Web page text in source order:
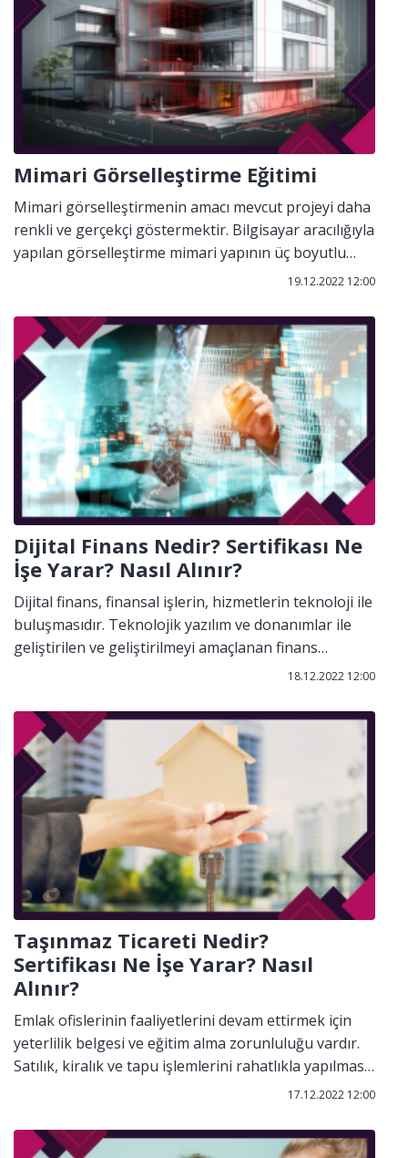
Mimari Görselleştirme Eğitimi
Mimari görselleştirmenin amacı mevcut projeyi daha
renkli ve gerçekçi göstermektir. Bilgisayar aracılığıyla
yapılan görselleştirme mimari yapının üç boyutlu
olarak sergilenmesini ve projenin daha gerçekçi
19.12.2022 12:00
Dijital Finans Nedir? Sertifikası Ne
İşe Yarar? Nasıl Alınır?
Dijital finans, finansal işlerin, hizmetlerin teknoloji ile
buluşmasıdır. Teknolojik yazılım ve donanımlar ile
geliştirilen ve geliştirilmeyi amaçlanan finans
18.12.2022 12:00
Taşınmaz Ticareti Nedir?
Sertifikası Ne İşe Yarar? Nasıl
Alınır?
Emlak ofislerinin faaliyetlerini devam ettirmek için
yeterlilik belgesi ve eğitim alma zorunluluğu vardır.
Satılık, kiralık ve tapu işlemlerini rahatlıkla yapılması
gerekiyorsa gerçek veya tüzel kişinin taşınmaz
belgesi bulunmayan emlakçılar ise artık ruhsat
17.12.2022 12:00